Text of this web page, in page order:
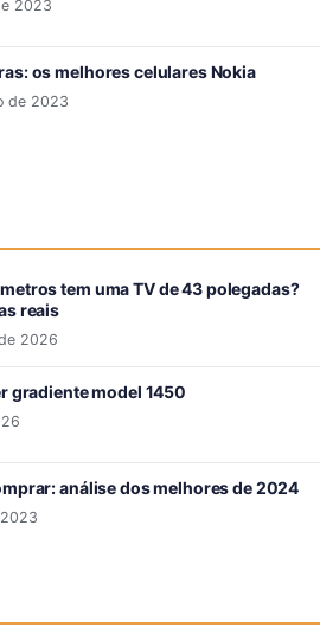
2023
os melhores celulares Nokia
de 2023
tem uma TV de 43 polegadas?
reais
2026
gradiente model 1450
análise dos melhores de 2024